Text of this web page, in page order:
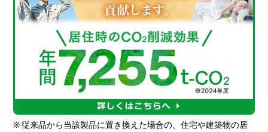
※ 従来品から当該製品に置き換えた場合の、住宅や建築物の居